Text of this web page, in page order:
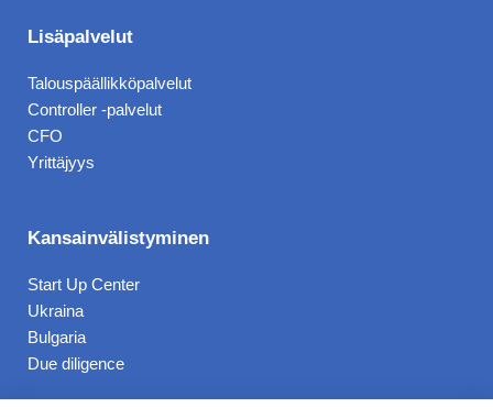
k
n
Lisäpalvelut
Talouspäällikköpalvelut
Controller -palvelut
CFO
Yrittäjyys
Kansainvälistyminen
Start Up Center
Ukraina
Bulgaria
Due diligence